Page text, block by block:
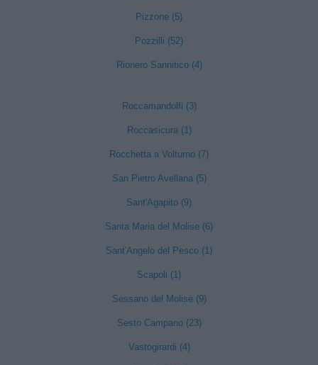
Pizzone (5)
Pozzilli (52)
Rionero Sannitico (4)
Roccamandolfi (3)
Roccasicura (1)
Rocchetta a Volturno (7)
San Pietro Avellana (5)
Sant'Agapito (9)
Santa Maria del Molise (6)
Sant'Angelo del Pesco (1)
Scapoli (1)
Sessano del Molise (9)
Sesto Campano (23)
Vastogirardi (4)